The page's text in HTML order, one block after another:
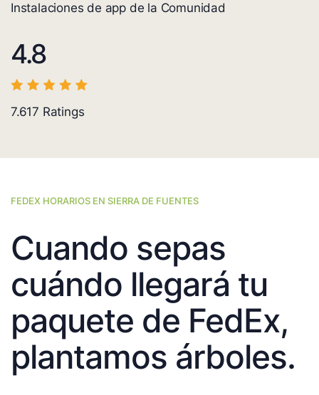
Instalaciones de app de la Comunidad
4.8
7.617 Ratings
FEDEX HORARIOS EN SIERRA DE FUENTES
Cuando sepas
cuándo llegará tu
paquete de FedEx,
plantamos árboles.